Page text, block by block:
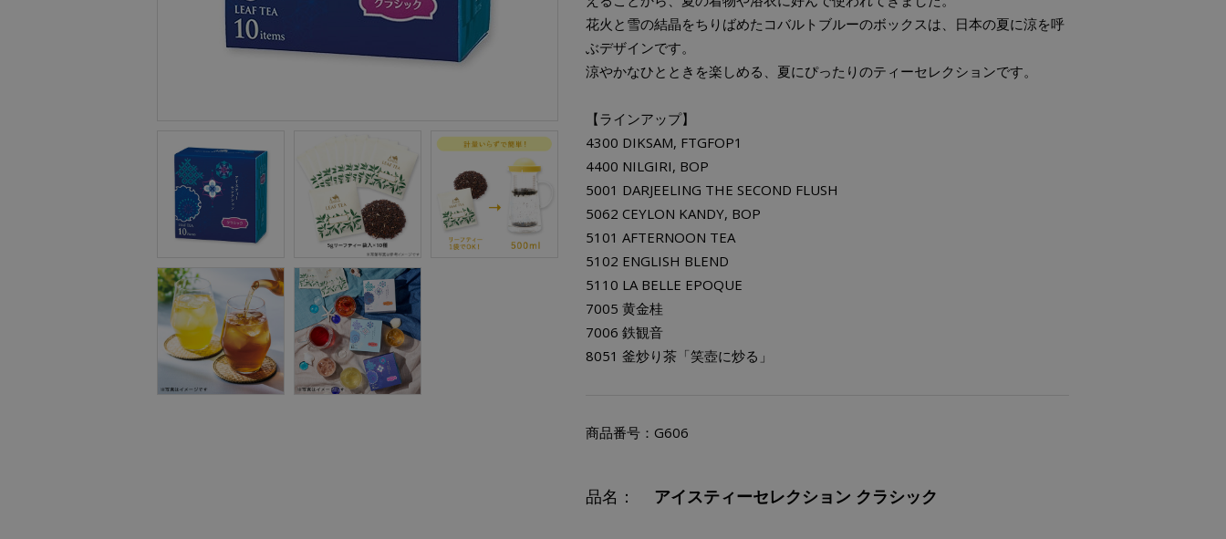
花火と雪の結晶をちりばめたコバルトブルーのボックスは、日本の夏に涼を呼
ぶデザインです。
涼やかなひとときを楽しめる、夏にぴったりのティーセレクションです。
【ラインアップ】
4300 DIKSAM, FTGFOP1
4400 NILGIRI, BOP
5001 DARJEELING THE SECOND FLUSH
5062 CEYLON KANDY, BOP
5101 AFTERNOON TEA
5102 ENGLISH BLEND
5110 LA BELLE EPOQUE
7005 黄金桂
7006 鉄観音
8051 釜炒り茶「笑壺に炒る」
商品番号： G606
品名： アイスティーセレクション クラシック